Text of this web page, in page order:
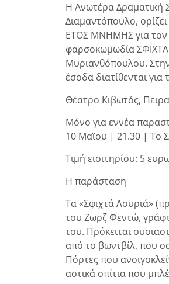
Η Ανωτέρα Δραματική
Διαμαντόπουλο,
ΕΤΟΣ ΜΝΗΜΗΣ για τον
φαρσοκωμωδία ΣΦΙΧΤΑ
Μυριανθόπουλου.
έσοδα διατίθενται
Θέατρο Κιβωτός,
Μόνο για εννέα
10 Μαϊου | 21.30 | Το
Τιμή εισιτηρίου: 5
Η παράσταση
Τα «Σφιχτά Λουριά»
του Ζωρζ Φεντώ,
του. Πρόκειται
από το βωντβίλ, που
Πόρτες που
αστικά σπίτια που